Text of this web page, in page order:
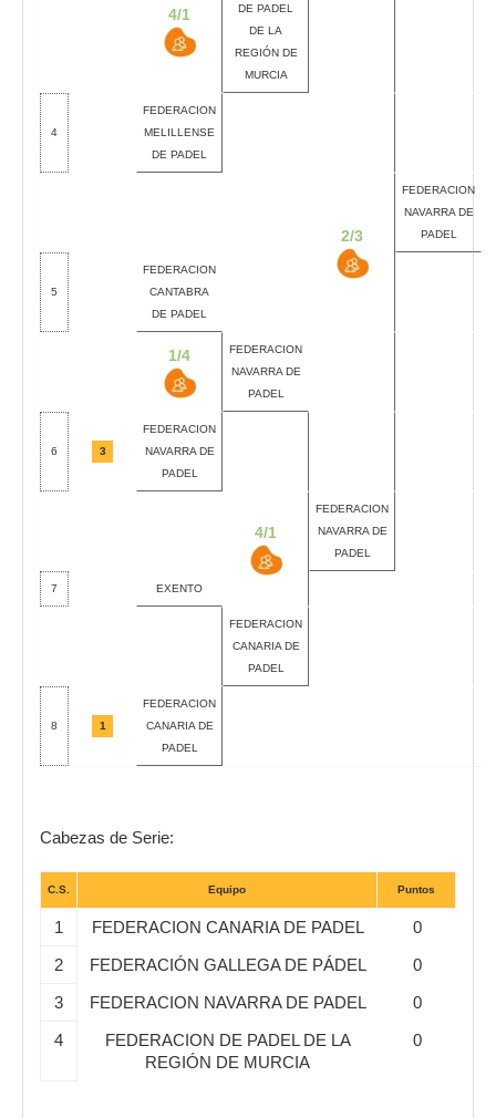
4/1
DE PADEL
DE LA
REGIÓN DE
MURCIA
4
FEDERACION
MELILLENSE
DE PADEL
2/3
FEDERACION
NAVARRA DE
PADEL
5
FEDERACION
CANTABRA
DE PADEL
1/4
FEDERACION
NAVARRA DE
PADEL
6 3
FEDERACION
NAVARRA DE
PADEL
4/1
FEDERACION
NAVARRA DE
PADEL
7 EXENTO
FEDERACION
CANARIA DE
PADEL
8 1
FEDERACION
CANARIA DE
PADEL
Cabezas de Serie:
C.S. Equipo Puntos
1 FEDERACION CANARIA DE PADEL
0
2
FEDERACIÓN GALLEGA DE PÁDEL
0
3
FEDERACION NAVARRA DE PADEL
0
4
FEDERACION DE PADEL DE LA
REGIÓN DE MURCIA
0